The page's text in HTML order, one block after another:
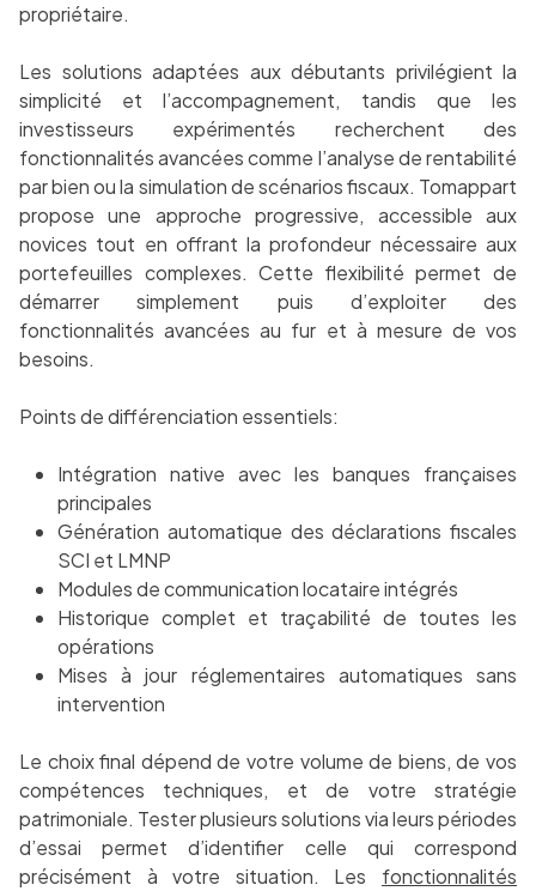
propriétaire.
Les solutions adaptées aux débutants privilégient la
simplicité et l’accompagnement, tandis que les
investisseurs expérimentés recherchent des
fonctionnalités avancées comme l’analyse de rentabilité
par bien ou la simulation de scénarios fiscaux. Tomappart
propose une approche progressive, accessible aux
novices tout en offrant la profondeur nécessaire aux
portefeuilles complexes. Cette flexibilité permet de
démarrer simplement puis d’exploiter des
fonctionnalités avancées au fur et à mesure de vos
besoins.
Points de différenciation essentiels:
Intégration native avec les banques françaises
principales
Génération automatique des déclarations fiscales
SCI et LMNP
Modules de communication locataire intégrés
Historique complet et traçabilité de toutes les
opérations
Mises à jour réglementaires automatiques sans
intervention
Le choix final dépend de votre volume de biens, de vos
compétences techniques, et de votre stratégie
patrimoniale. Tester plusieurs solutions via leurs périodes
d’essai permet d’identifier celle qui correspond
précisément à votre situation. Les fonctionnalités